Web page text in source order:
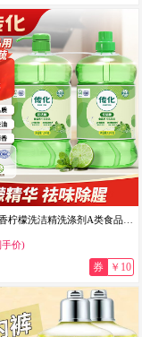
手价)
券 ￥10